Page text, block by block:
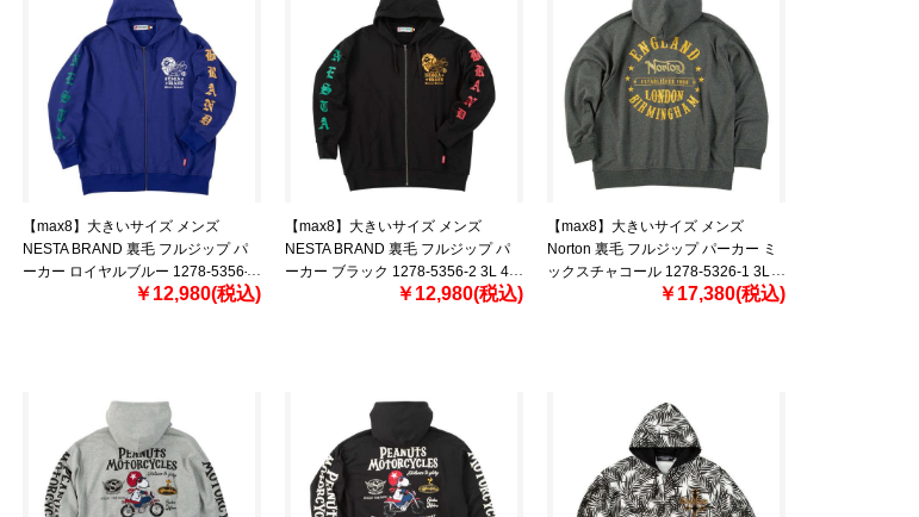
【max8】大きいサイズ メンズ
NESTA BRAND 裏毛 フルジップ パ
ーカー ロイヤルブルー 1278-5356-1
￥12,980(税込)
【max8】大きいサイズ メンズ
NESTA BRAND 裏毛 フルジップ パ
ーカー ブラック 1278-5356-2 3L 4L
￥12,980(税込)
【max8】大きいサイズ メンズ
Norton 裏毛 フルジップ パーカー ミ
ックスチャコール 1278-5326-1 3L
￥17,380(税込)